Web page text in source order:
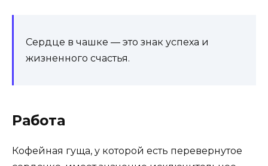
Сердце в чашке — это знак успеха и
жизненного счастья.
Работа
Кофейная гуща, у которой есть перевернутое